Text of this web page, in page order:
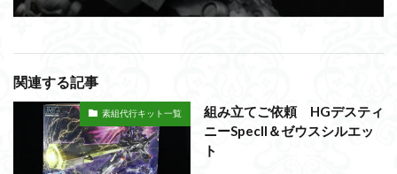
関連する記事
素組代行キット一覧
組み立てご依頼 HGデスティ
ニーSpecII＆ゼウスシルエッ
ト